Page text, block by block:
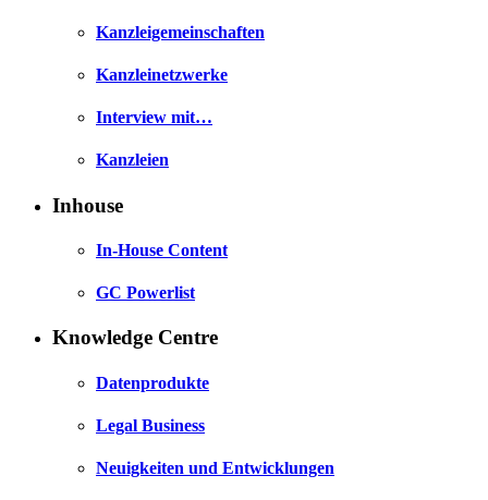
Kanzleigemeinschaften
Kanzleinetzwerke
Interview mit…
Kanzleien
Inhouse
In-House Content
GC Powerlist
Knowledge Centre
Datenprodukte
Legal Business
Neuigkeiten und Entwicklungen